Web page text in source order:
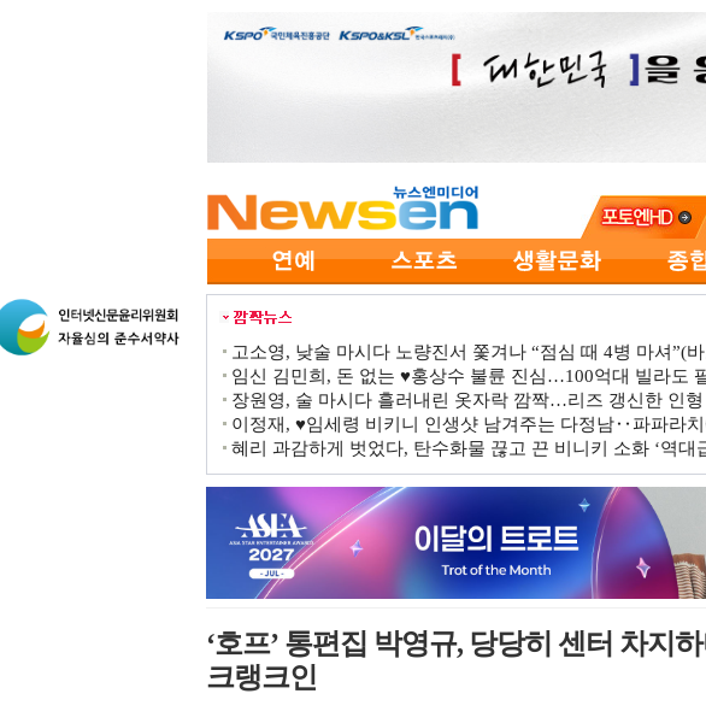
고소영, 낮술 마시다 노량진서 쫓겨나 “점심 때 4병 마셔”(
임신 김민희, 돈 없는 ♥홍상수 불륜 진심…100억대 빌라도
장원영, 술 마시다 흘러내린 옷자락 깜짝…리즈 갱신한 인형
이정재, ♥임세령 비키니 인생샷 남겨주는 다정남‥파파라
혜리 과감하게 벗었다, 탄수화물 끊고 끈 비니키 소화 ‘역대
‘호프’ 통편집 박영규, 당당히 센터 차지
크랭크인